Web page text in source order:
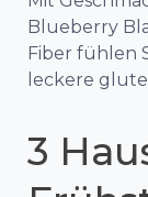
Blueberry
Fiber fühlen
leckere
3